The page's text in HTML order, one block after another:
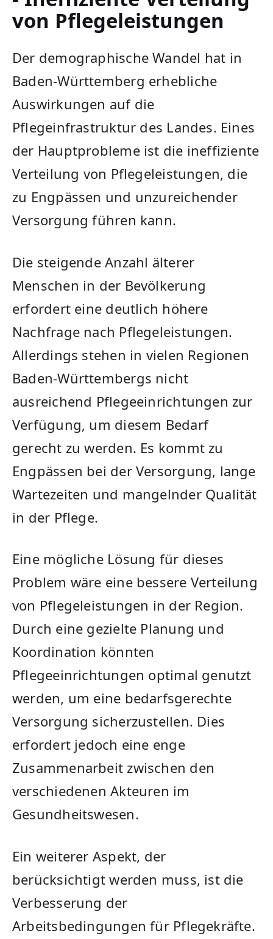
von Pflegeleistungen
Der demographische Wandel hat in
Baden-Württemberg erhebliche
Auswirkungen auf die
Pflegeinfrastruktur des Landes. Eines
der Hauptprobleme ist die ineffiziente
⁢Verteilung von ‌Pflegeleistungen,​ die
zu Engpässen und unzureichender
Versorgung führen kann.
Die ​steigende Anzahl älterer
Menschen in der Bevölkerung
erfordert eine deutlich höhere
Nachfrage nach Pflegeleistungen.
Allerdings ‍stehen in vielen Regionen
Baden-Württembergs nicht‌
ausreichend Pflegeeinrichtungen zur
Verfügung, um diesem Bedarf
gerecht zu werden. Es kommt zu
Engpässen‌ bei der Versorgung, lange
Wartezeiten und mangelnder Qualität
in der Pflege.
Eine mögliche Lösung⁣ für dieses
Problem wäre eine bessere Verteilung
von Pflegeleistungen in der Region.
Durch eine gezielte Planung und
Koordination​ könnten
Pflegeeinrichtungen optimal genutzt
werden, um eine bedarfsgerechte
Versorgung sicherzustellen. Dies
erfordert jedoch eine enge
Zusammenarbeit zwischen den
verschiedenen Akteuren im
Gesundheitswesen.
Ein weiterer Aspekt, der
berücksichtigt ‍werden muss, ist die
Verbesserung der
Arbeitsbedingungen für Pflegekräfte.